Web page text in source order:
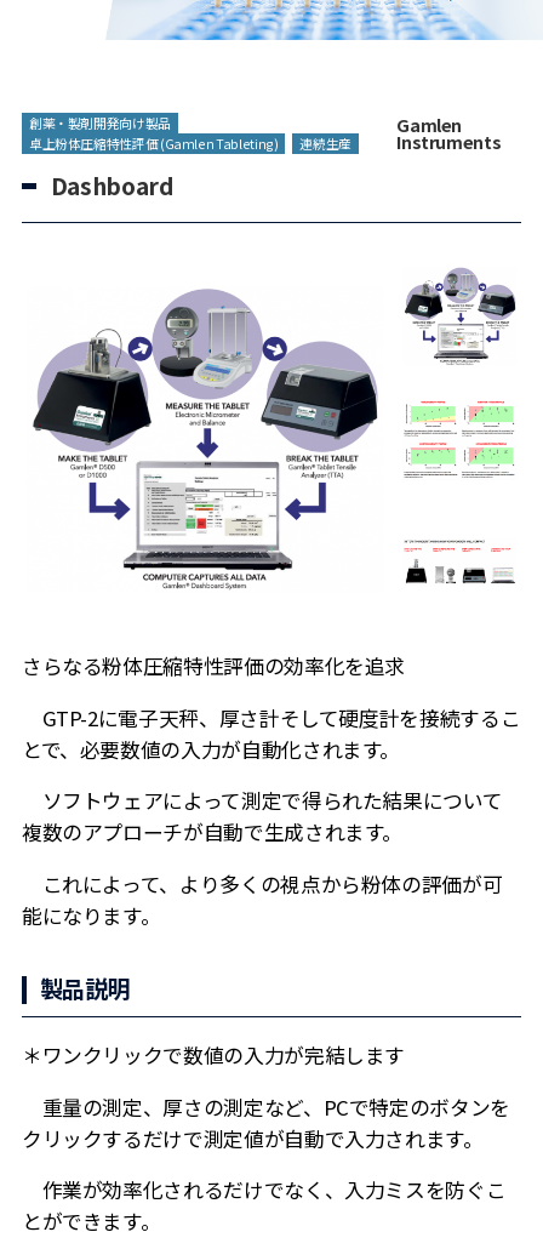
創薬・製剤開発向け製品
卓上粉体圧縮特性評価 (Gamlen Tableting)
連続生産
Gamlen
Instruments
Dashboard
さらなる粉体圧縮特性評価の効率化を追求
GTP-2に電子天秤、厚さ計そして硬度計を接続するこ
とで、必要数値の入力が自動化されます。
ソフトウェアによって測定で得られた結果について
複数のアプローチが自動で生成されます。
これによって、より多くの視点から粉体の評価が可
能になります。
製品説明
＊ワンクリックで数値の入力が完結します
重量の測定、厚さの測定など、PCで特定のボタンを
クリックするだけで測定値が自動で入力されます。
作業が効率化されるだけでなく、入力ミスを防ぐこ
とができます。